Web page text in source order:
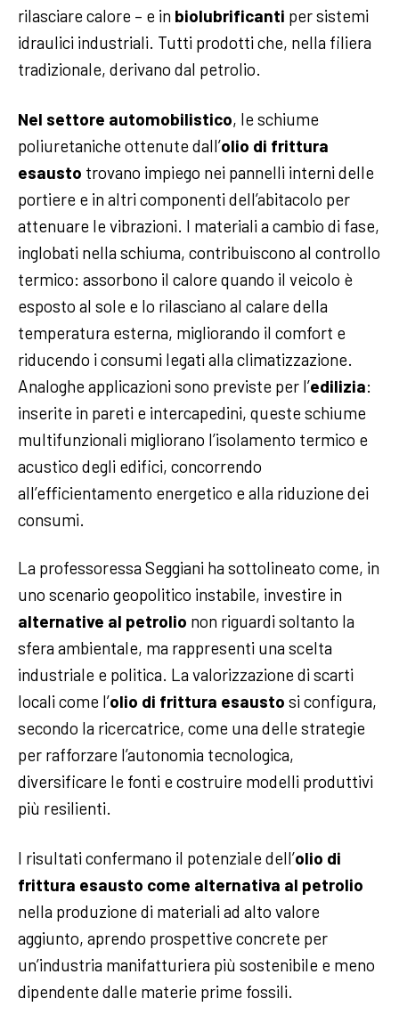
rilasciare calore – e in biolubrificanti per sistemi
idraulici industriali. Tutti prodotti che, nella filiera
tradizionale, derivano dal petrolio.
Nel settore automobilistico, le schiume
poliuretaniche ottenute dall’olio di frittura
esausto trovano impiego nei pannelli interni delle
portiere e in altri componenti dell’abitacolo per
attenuare le vibrazioni. I materiali a cambio di fase,
inglobati nella schiuma, contribuiscono al controllo
termico: assorbono il calore quando il veicolo è
esposto al sole e lo rilasciano al calare della
temperatura esterna, migliorando il comfort e
riducendo i consumi legati alla climatizzazione.
Analoghe applicazioni sono previste per l’edilizia:
inserite in pareti e intercapedini, queste schiume
multifunzionali migliorano l’isolamento termico e
acustico degli edifici, concorrendo
all’efficientamento energetico e alla riduzione dei
consumi.
La professoressa Seggiani ha sottolineato come, in
uno scenario geopolitico instabile, investire in
alternative al petrolio non riguardi soltanto la
sfera ambientale, ma rappresenti una scelta
industriale e politica. La valorizzazione di scarti
locali come l’olio di frittura esausto si configura,
secondo la ricercatrice, come una delle strategie
per rafforzare l’autonomia tecnologica,
diversificare le fonti e costruire modelli produttivi
più resilienti.
I risultati confermano il potenziale dell’olio di
frittura esausto come alternativa al petrolio
nella produzione di materiali ad alto valore
aggiunto, aprendo prospettive concrete per
un’industria manifatturiera più sostenibile e meno
dipendente dalle materie prime fossili.